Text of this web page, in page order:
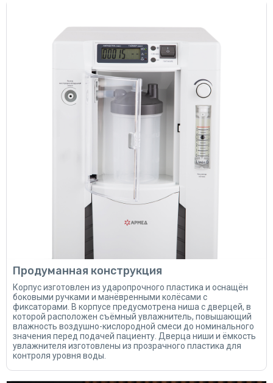
Продуманная конструкция
Корпус изготовлен из ударопрочного пластика и оснащён
боковыми ручками и манёвренными колёсами с
фиксаторами. В корпусе предусмотрена ниша с дверцей, в
которой расположен съёмный увлажнитель, повышающий
влажность воздушно-кислородной смеси до номинального
значения перед подачей пациенту. Дверца ниши и ёмкость
увлажнителя изготовлены из прозрачного пластика для
контроля уровня воды.